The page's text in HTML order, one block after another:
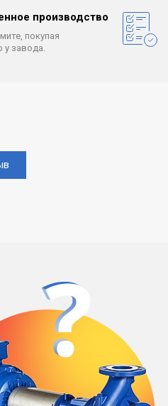
производство
покупая
у завода.